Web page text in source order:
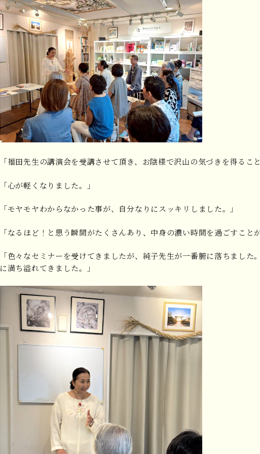
「福田先生の講演会を受講させて頂き、お陰様で沢山の気づきを得るこ
「心が軽くなりました。」
「モヤモヤわからなかった事が、自分なりにスッキリしました。」
「なるほど！と思う瞬間がたくさんあり、中身の濃い時間を過ごすこと
「色々なセミナーを受けてきましたが、純子先生が一番腑に落ちまし
に満ち溢れてきました。」